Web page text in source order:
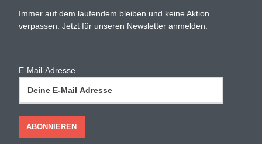
Immer auf dem laufendem bleiben und keine Aktion
verpassen. Jetzt für unseren Newsletter anmelden.
E-Mail-Adresse